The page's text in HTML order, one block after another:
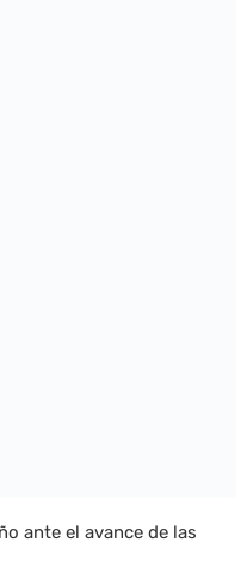
ante el avance de las